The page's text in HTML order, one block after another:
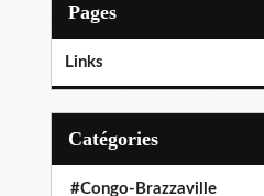
Pages
Links
Catégories
#Congo-Brazzaville